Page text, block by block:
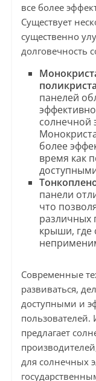
все более
Существует
существенно
долговечность
панелей
солнечной
более
время как
панели
что
различных
крыши, где
Современные
развиваться,
доступными и
пользователей.
предлагает
для солнечных